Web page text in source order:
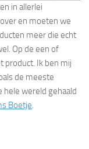
in allerlei
en moeten we
meer die echt
Op de een of
product. Ik ben mij
de meeste
hele wereld gehaald
Boetje.